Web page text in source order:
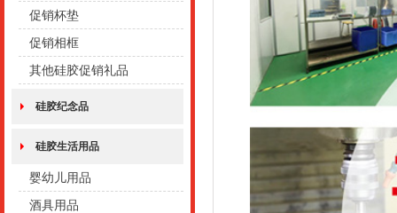
促销杯垫
促销相框
其他硅胶促销礼品
硅胶纪念品
硅胶生活用品
婴幼儿用品
酒具用品